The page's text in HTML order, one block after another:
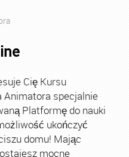
Cię Kursu
Animatora specjalnie
Platformę do nauki
ukończyć
domu! Mając
mocne